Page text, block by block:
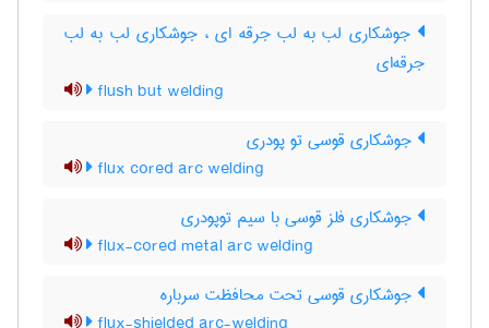
جوشکاری لب به لب جرقه ای ، جوشکاری لب به لب
جرقه‌ای
flush but welding
جوشکاری قوسی تو پودری
flux cored arc welding
جوشکاری فلز قوسی با سیم توپودری
flux-cored metal arc welding
جوشکاری قوسی تحت محافظت سرباره